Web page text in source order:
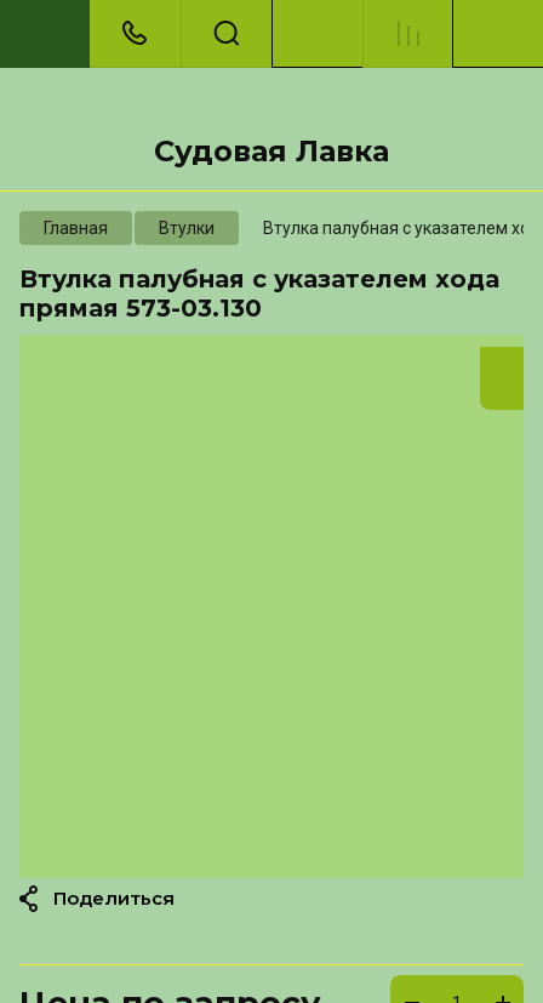
Судовая Лавка
Главная Втулки Втулка палубная с указателем
Втулка палубная с указателем хода
прямая 573-03.130
Поделиться